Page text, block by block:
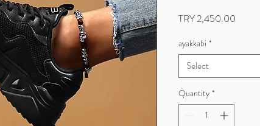
TRY 2,450.00
ayakkabi *
Select
Quantity *